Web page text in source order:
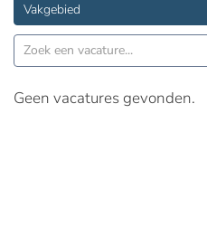
Vakgebied
Geen vacatures gevonden.